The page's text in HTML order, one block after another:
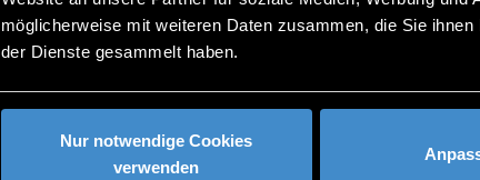
möglicherweise mit weiteren Daten zusammen, die Sie
der Dienste gesammelt haben.
Nur notwendige Cookies
verwenden